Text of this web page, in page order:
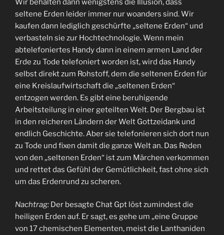
seltene Erden leider immer nur woanders sind. Wir
kaufen dann lediglich geschürfte „seltene Erden“ und
verbasteln sie zur Hochtechnologie. Wenn mein
abtelefoniertes Handy dann in einem armen Land der
Erde zu Tode telefoniert worden ist, wird das Handy
selbst direkt zum Rohstoff, dem die seltenen Erden für
eine Kreislaufwirtschaft die „seltenen Erden“
entzogen werden. Es gibt eine beruhigende
Arbeitsteilung in einer geteilten Welt. Der Bergbau ist
in den reicheren Ländern der Welt Gottzeidank und
endlich Geschichte. Aber sie telefonieren sich dort nun
zu Tode und fixen damit die ganze Welt an. Das Reden
von den „seltenen Erden“ ist zum Märchen verkommen
und rettet das Gefühl der Gemütlichkeit, fast ohne sich
um das Erdenrund zu scheren.
Nachtrag: Der besagte Chat Gpt löst zumindest die
heiligen Erden auf. Er sagt, es gehe um „eine Gruppe
von 17 chemischen Elementen, meist die Lanthaniden